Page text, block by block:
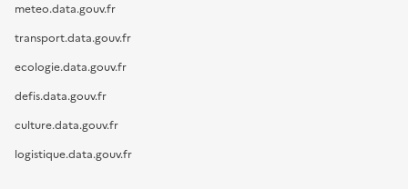
meteo.data.gouv.fr
transport.data.gouv.fr
ecologie.data.gouv.fr
defis.data.gouv.fr
culture.data.gouv.fr
logistique.data.gouv.fr